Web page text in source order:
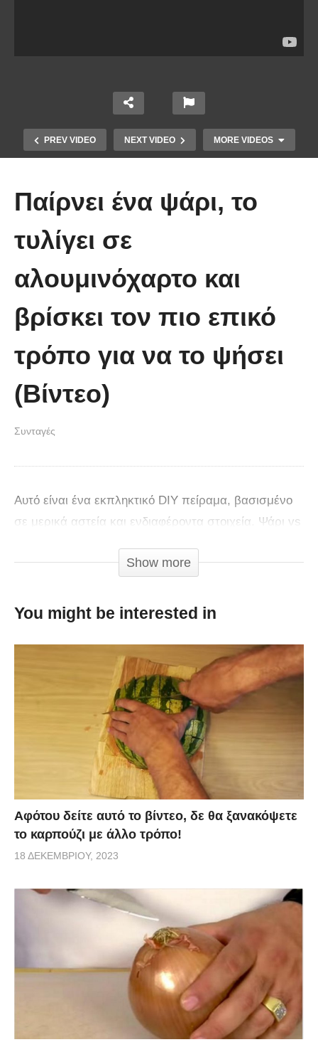
PREV VIDEO NEXT VIDEO MORE VIDEOS
Υγιεινό γλυκό ψυγείου χωρίς
υλικά, έτοιμο σε λίγα λεπτά
Παίρνει ένα ψάρι, το
τυλίγει σε
αλουμινόχαρτο και
βρίσκει τον πιο επικό
τρόπο για να το ψήσει
(Βίντεο)
Συνταγές
Αυτό είναι ένα εκπληκτικό DIY πείραμα, βασισμένο
σε μερικά αστεία και ενδιαφέροντα στοιχεία. Ψάρι vs
Show more
You might be interested in
Αφότου δείτε αυτό το βίντεο, δε θα ξανακόψετε
το καρπούζι με άλλο τρόπο!
18 ΔΕΚΕΜΒΡΊΟΥ, 2023